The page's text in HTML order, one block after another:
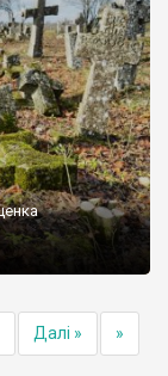
Далі » »